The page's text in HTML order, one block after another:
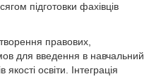
підготовки фахівців
правових,
для введення в навчальний
освіти. Інтеграція